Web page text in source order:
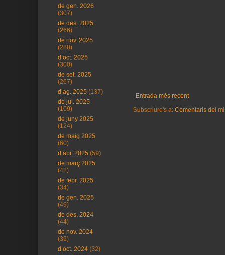
Entrada més recent
Subscriure's a: Comentaris del
de gen. 2026
(307)
de des. 2025
(266)
de nov. 2025
(288)
d’oct. 2025
(300)
de set. 2025
(267)
d’ag. 2025 (137)
de jul. 2025
(109)
de juny 2025
(124)
de maig 2025
(60)
d’abr. 2025 (59)
de març 2025
(42)
de febr. 2025
(34)
de gen. 2025
(49)
de des. 2024
(44)
de nov. 2024
(39)
d’oct. 2024 (32)